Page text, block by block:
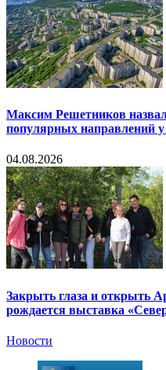
Максим Решетников
популярных направлений у
04.08.2026
Закрыть глаза и открыть
рождается выставка
Новости